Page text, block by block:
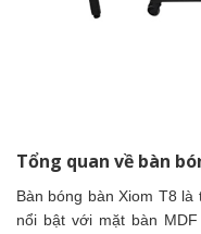
Tổng quan về bàn
Bàn bóng bàn Xiom T8 là
nổi bật với mặt bàn